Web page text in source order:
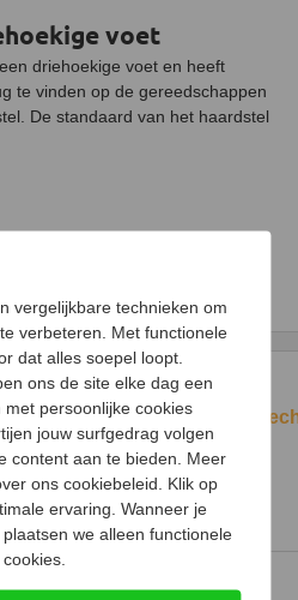
voet
driehoekige voet en heeft
te vinden op de gereedschappen
De standaard van het haardstel
op het vuur plaatsten en
of gloeiend hout
uit de kachel of open haard
Houtbak
130,-
vergelijkbare technieken om
verbeteren. Met functionele
dat alles soepel loopt.
ons de site elke dag een
persoonlijke cookies
jouw surfgedrag volgen
content aan te bieden. Meer
ons cookiebeleid. Klik op
ervaring. Wanneer je
we alleen functionele